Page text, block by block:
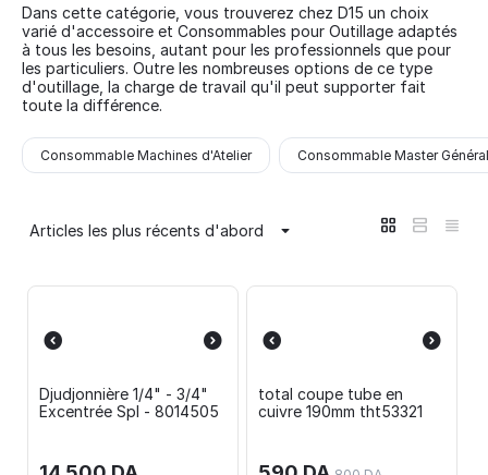
Dans cette catégorie, vous trouverez chez D15 un choix
varié d'accessoire et Consommables pour Outillage adaptés
à tous les besoins, autant pour les professionnels que pour
les particuliers. Outre les nombreuses options de ce type
d'outillage, la charge de travail qu'il peut supporter fait
toute la différence.
Consommable Machines d'Atelier Consommable Master Général
Articles les plus récents d'abord
Djudjonnière 1/4" - 3/4"
Excentrée Spl - 8014505
total coupe tube en
cuivre 190mm tht53321